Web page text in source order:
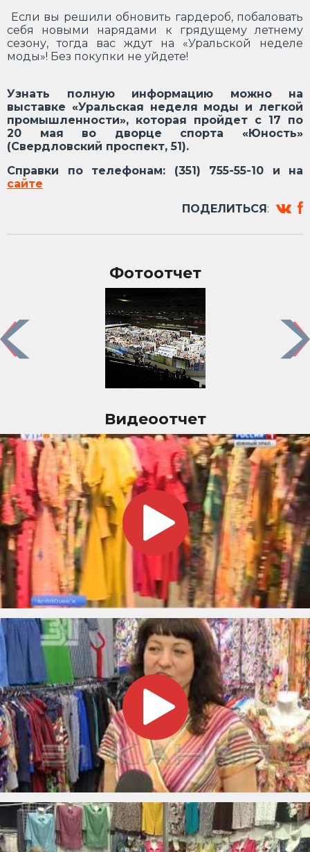
Если вы решили обновить гардероб, побаловать
себя новыми нарядами к грядущему летнему
сезону, тогда вас ждут на «Уральской неделе
моды»! Без покупки не уйдете!
Узнать полную информацию можно на
выставке «Уральская неделя моды и легкой
промышленности», которая пройдет с 17 по
20 мая во дворце спорта «Юность»
(Свердловский проспект, 51).
Справки по телефонам: (351) 755-55-10 и на
сайте
ПОДЕЛИТЬСЯ:
Фотоотчет
Previous
Видеоотчет